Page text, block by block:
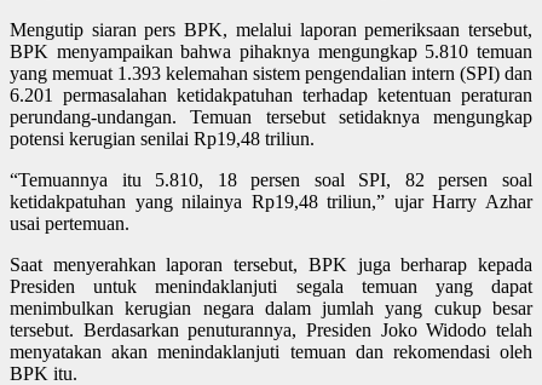
Mengutip siaran pers BPK, melalui laporan pemeriksaan tersebut,
BPK menyampaikan bahwa pihaknya mengungkap 5.810 temuan
yang memuat 1.393 kelemahan sistem pengendalian intern (SPI) dan
6.201 permasalahan ketidakpatuhan terhadap ketentuan peraturan
perundang-undangan. Temuan tersebut setidaknya mengungkap
potensi kerugian senilai Rp19,48 triliun.
“Temuannya itu 5.810, 18 persen soal SPI, 82 persen soal
ketidakpatuhan yang nilainya Rp19,48 triliun,” ujar Harry Azhar
usai pertemuan.
Saat menyerahkan laporan tersebut, BPK juga berharap kepada
Presiden untuk menindaklanjuti segala temuan yang dapat
menimbulkan kerugian negara dalam jumlah yang cukup besar
tersebut. Berdasarkan penuturannya, Presiden Joko Widodo telah
menyatakan akan menindaklanjuti temuan dan rekomendasi oleh
BPK itu.